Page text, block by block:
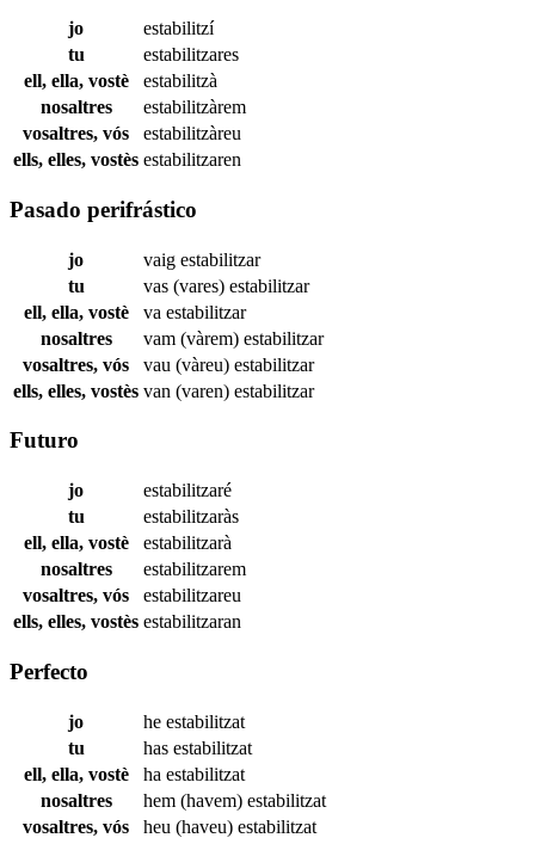
jo
estabilitzí
tu
estabilitzares
ell, ella, vostè
estabilitzà
nosaltres
estabilitzàrem
vosaltres, vós
estabilitzàreu
ells, elles, vostès estabilitzaren
Pasado perifrástico
jo vaig estabilitzar
tu
vas (vares) estabilitzar
ell, ella, vostè
va estabilitzar
nosaltres
vam (vàrem) estabilitzar
vosaltres, vós
vau (vàreu) estabilitzar
ells, elles, vostès van (varen) estabilitzar
Futuro
jo
estabilitzaré
tu
estabilitzaràs
ell, ella, vostè
estabilitzarà
nosaltres
estabilitzarem
vosaltres, vós
estabilitzareu
ells, elles, vostès estabilitzaran
Perfecto
jo he estabilitzat
tu
has estabilitzat
ell, ella, vostè
ha estabilitzat
nosaltres
hem (havem) estabilitzat
vosaltres, vós
heu (haveu) estabilitzat